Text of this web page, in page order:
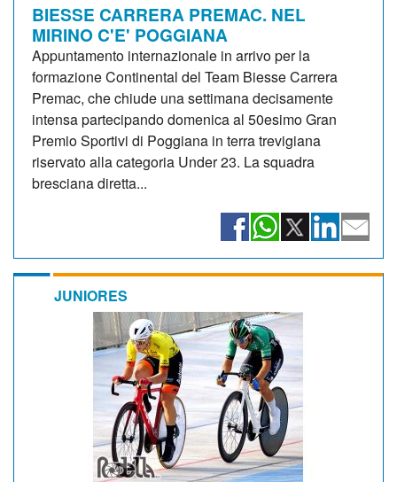
BIESSE CARRERA PREMAC. NEL
MIRINO C'E' POGGIANA
Appuntamento internazionale in arrivo per la
formazione Continental del Team Biesse Carrera
Premac, che chiude una settimana decisamente
intensa partecipando domenica al 50esimo Gran
Premio Sportivi di Poggiana in terra trevigiana
riservato alla categoria Under 23. La squadra
bresciana diretta...
JUNIORES